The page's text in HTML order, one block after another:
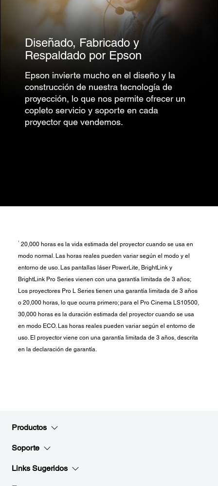
Diseñado, Fabricado y
Respaldado por Epson
Epson invierte mucho en el diseño y la
construcción de nuestra tecnología de
proyección, lo que nos permite ofrecer un
copleto servicio y soporte en cada
proyector que vendemos.
1
20,000 horas es la vida estimada del proyector cuando se usa en
modo normal. Las horas reales pueden variar según el modo y el
entorno de uso. Las pantallas láser PowerLite, BrightLink y
BrightLink Pro Series vienen con una garantía limitada de 3 años;
Los proyectores Pro L Series tienen una garantía limitada de 3 años
o 20,000 horas, lo que ocurra primero; para el Pro Cinema LS10500,
30,000 horas es la duración estimada del proyector cuando se usa
en modo ECO. Las horas reales pueden variar según el entorno de
uso. El proyector viene con una garantía limitada de 3 años, descrita
en la declaración de garantía.
Productos
Soporte
Links Sugeridos